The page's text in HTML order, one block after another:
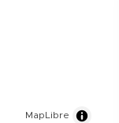
MapLibre